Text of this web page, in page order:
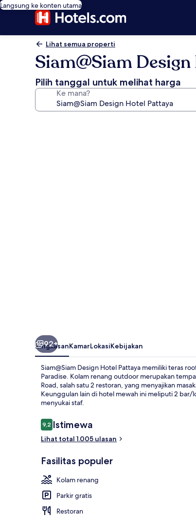
Langsung ke konten utama
Lihat semua properti
Siam@Siam
Pilih tanggal untuk melihat harga
Ke mana?
92+
RingkasanKamarLokasiKebijakan
Siam@Siam Design Hotel Pattaya memiliki teras
Paradise. Kolam renang outdoor merupakan
Road, salah satu 2 restoran, yang menyajikan
Keunggulan lain di hotel mewah ini meliputi 2
menyukai staf.
Ulasan
9,29,2 dari 10
Istimewa
Lihat total 1.005 ulasan
Fasilitas populer
Kolam renang
Parkir gratis
Restoran